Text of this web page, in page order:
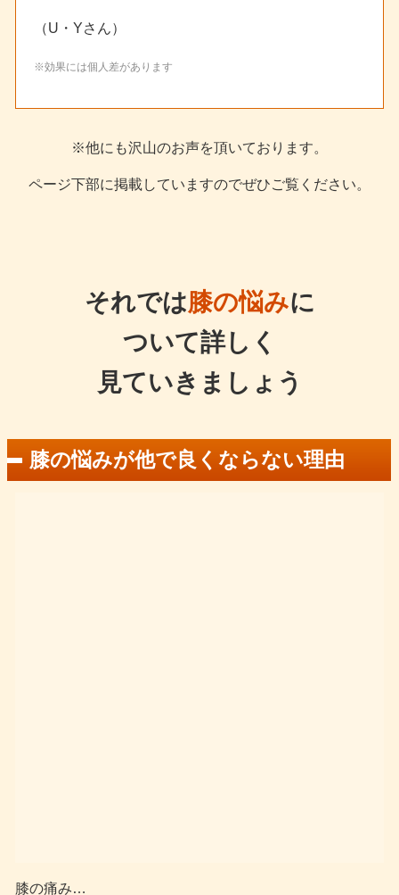
（U・Yさん）
※効果には個人差があります
※他にも沢山のお声を頂いております。
ページ下部に掲載していますのでぜひご覧ください。
それでは膝の悩みに
ついて詳しく
見ていきましょう
膝の悩みが他で良くならない理由
膝の痛み…